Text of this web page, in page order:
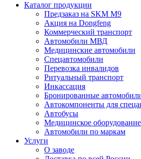
Каталог продукции
Предзаказ на SKM M9
Акция на Dongfeng
Коммерческий транспорт
Автомобили МВД
Медицинские автомобили
Спецавтомобили
Перевозка инвалидов
Ритуальный транспорт
Инкассация
Бронированные
Автокомпоненты для
Автобусы
Медицинское оборудование
Автомобили по маркам
Услуги
О заводе